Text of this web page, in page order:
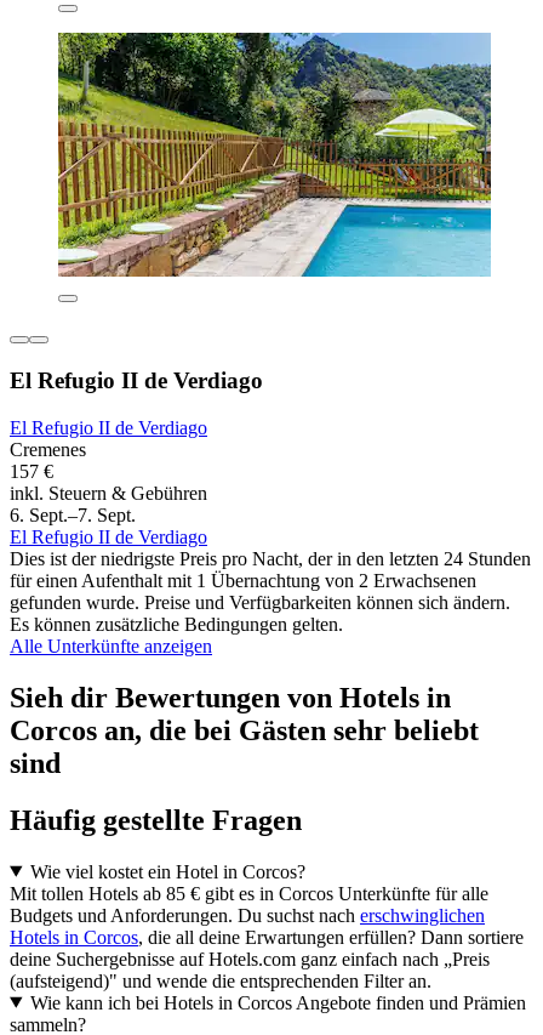
El Refugio II de Verdiago
El Refugio II de Verdiago
Cremenes
157 €
inkl. Steuern & Gebühren
6. Sept.–7. Sept.
El Refugio II de Verdiago
Dies ist der niedrigste Preis pro Nacht, der in den letzten 24 Stunden
für einen Aufenthalt mit 1 Übernachtung von 2 Erwachsenen
gefunden wurde. Preise und Verfügbarkeiten können sich ändern.
Es können zusätzliche Bedingungen gelten.
Alle Unterkünfte anzeigen
Sieh dir Bewertungen von Hotels in
Corcos an, die bei Gästen sehr beliebt
sind
Häufig gestellte Fragen
Wie viel kostet ein Hotel in Corcos?
Mit tollen Hotels ab 85 € gibt es in Corcos Unterkünfte für alle
Budgets und Anforderungen. Du suchst nach erschwinglichen
Hotels in Corcos, die all deine Erwartungen erfüllen? Dann sortiere
deine Suchergebnisse auf Hotels.com ganz einfach nach „Preis
(aufsteigend)" und wende die entsprechenden Filter an.
Wie kann ich bei Hotels in Corcos Angebote finden und Prämien
sammeln?